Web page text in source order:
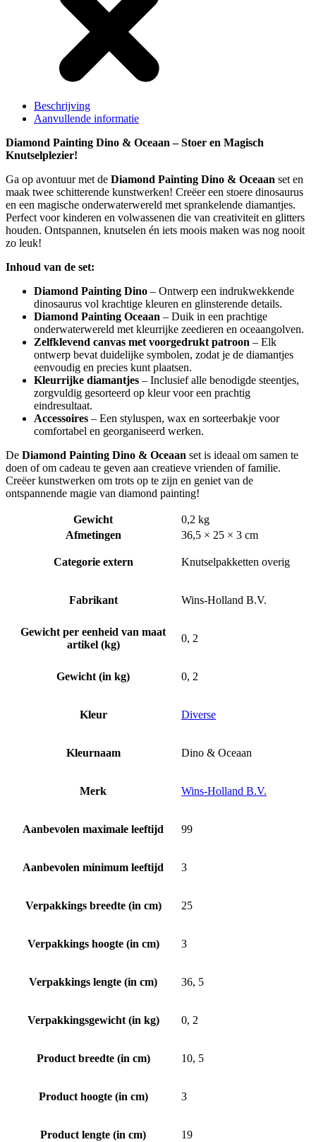
Beschrijving
Aanvullende informatie
Diamond Painting Dino & Oceaan – Stoer en Magisch
Knutselplezier!
Ga op avontuur met de Diamond Painting Dino & Oceaan set en
maak twee schitterende kunstwerken! Creëer een stoere dinosaurus
en een magische onderwaterwereld met sprankelende diamantjes.
Perfect voor kinderen en volwassenen die van creativiteit en glitters
houden. Ontspannen, knutselen én iets moois maken was nog nooit
zo leuk!
Inhoud van de set:
Diamond Painting Dino – Ontwerp een indrukwekkende
dinosaurus vol krachtige kleuren en glinsterende details.
Diamond Painting Oceaan – Duik in een prachtige
onderwaterwereld met kleurrijke zeedieren en oceaangolven.
Zelfklevend canvas met voorgedrukt patroon – Elk
ontwerp bevat duidelijke symbolen, zodat je de diamantjes
eenvoudig en precies kunt plaatsen.
Kleurrijke diamantjes – Inclusief alle benodigde steentjes,
zorgvuldig gesorteerd op kleur voor een prachtig
eindresultaat.
Accessoires – Een styluspen, wax en sorteerbakje voor
comfortabel en georganiseerd werken.
De Diamond Painting Dino & Oceaan set is ideaal om samen te
doen of om cadeau te geven aan creatieve vrienden of familie.
Creëer kunstwerken om trots op te zijn en geniet van de
ontspannende magie van diamond painting!
Gewicht
0,2 kg
Afmetingen
36,5 × 25 × 3 cm
Categorie extern Knutselpakketten overig
Fabrikant Wins-Holland B.V.
Gewicht per eenheid van maat
artikel (kg)
0, 2
Gewicht (in kg) 0, 2
Kleur Diverse
Kleurnaam Dino & Oceaan
Merk Wins-Holland B.V.
Aanbevolen maximale leeftijd 99
Aanbevolen minimum leeftijd 3
Verpakkings breedte (in cm) 25
Verpakkings hoogte (in cm) 3
Verpakkings lengte (in cm) 36, 5
Verpakkingsgewicht (in kg) 0, 2
Product breedte (in cm) 10, 5
Product hoogte (in cm) 3
Product lengte (in cm) 19